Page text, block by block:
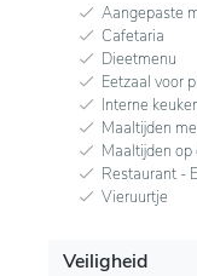
Aangepaste
Cafetaria
Dieetmenu
Eetzaal voor
Interne
Maaltijden
Maaltijden op
Restaurant -
Vieruurtje
Veiligheid